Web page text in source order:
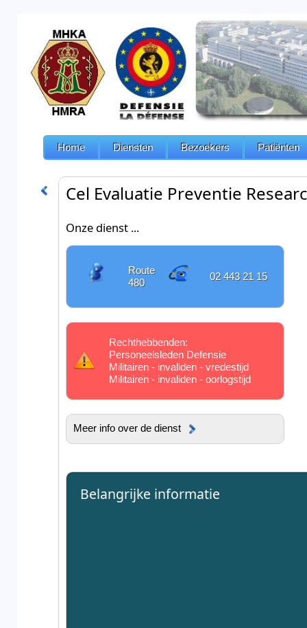
Home Diensten Bezoekers Patiënten
Cel Evaluatie Preventie
Onze dienst ...
Route
480
02 443 21 15
Rechthebbenden:
Personeelsleden Defensie
Militairen - invaliden - vredestijd
Militairen - invaliden - oorlogstijd
Meer info over de dienst
Belangrijke informatie